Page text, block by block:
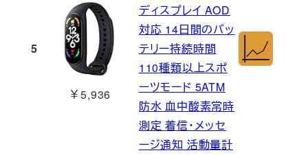
5
￥5,936
ディスプレイ AOD
対応 14日間のバッ
テリー持続時間
110種類以上スポ
ーツモード 5ATM
防水 血中酸素常時
測定 着信・メッセ
ージ通知 活動量計